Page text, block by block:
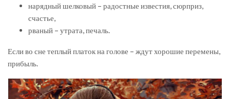
нарядный шелковый – радостные известия, сюрприз,
счастье,
рваный – утрата, печаль.
Если во сне теплый платок на голове – ждут хорошие перемены,
прибыль.